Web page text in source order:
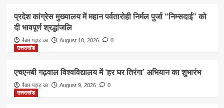
प्रदेश कांग्रेस मुख्यालय में महान पर्वतारोही निर्मल पुर्जा “निम्सदाई” को
दी भावपूर्ण श्रद्धांजलि
रैबार पहाड़ का August 10, 2026
0
उत्तराखंड
एचएनबी गढ़वाल विश्वविद्यालय में ‘हर घर तिरंगा’ अभियान का शुभारंभ
रैबार पहाड़ का August 9, 2026
0
उत्तराखंड